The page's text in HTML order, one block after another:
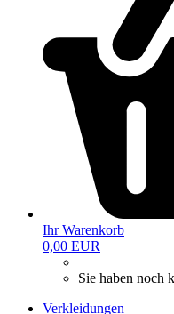
Ihr Warenkorb
0,00 EUR
Sie haben noch
Verkleidungen